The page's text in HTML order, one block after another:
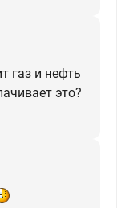
газ и нефть
это?